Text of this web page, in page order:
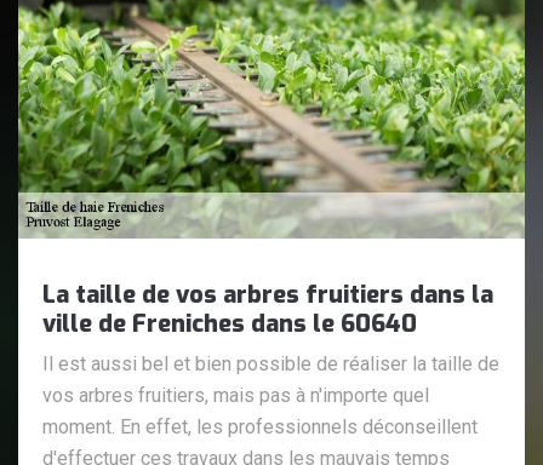
La taille de vos arbres fruitiers dans la
ville de Freniches dans le 60640
Il est aussi bel et bien possible de réaliser la taille de
vos arbres fruitiers, mais pas à n'importe quel
moment. En effet, les professionnels déconseillent
d'effectuer ces travaux dans les mauvais temps